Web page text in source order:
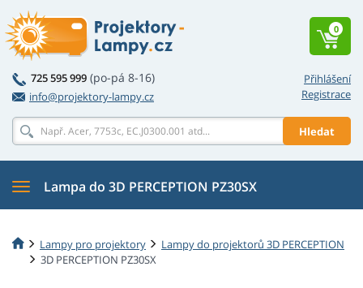
Přihlášení
Registrace
725 595 999 (po-pá 8-16)
info@projektory-lampy.cz
Hledat
0
Lampa do 3D PERCEPTION PZ30SX
Lampy pro projektory
Lampy do projektorů 3D PERCEPTION
3D PERCEPTION PZ30SX